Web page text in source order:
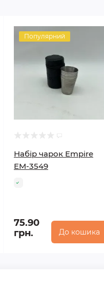
Популярний
Набір чарок Empire
EM-3549
75.90
грн.
До кошика